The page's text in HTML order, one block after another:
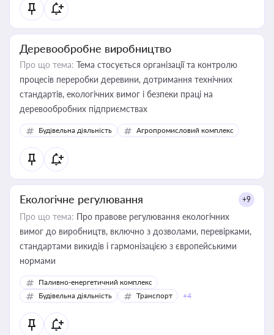
Деревообробне виробництво
Про що тема: Тема стосується організації та контролю
процесів переробки деревини, дотримання технічних
стандартів, екологічних вимог і безпеки праці на
деревообробних підприємствах
Будівельна діяльність Агропромисловий комплекс
Екологічне регулювання +9
Про що тема: Про правове регулювання екологічних
вимог до виробництв, включно з дозволами, перевірками,
стандартами викидів і гармонізацією з європейськими
нормами
Паливно-енергетичний комплекс
Будівельна діяльність
Транспорт +4